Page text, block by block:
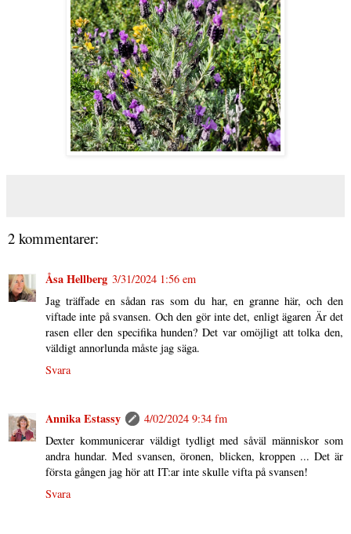
2 kommentarer:
Åsa Hellberg 3/31/2024 1:56 em
Jag träffade en sådan ras som du har, en granne här, och den
viftade inte på svansen. Och den gör inte det, enligt ägaren Är det
rasen eller den specifika hunden? Det var omöjligt att tolka den,
väldigt annorlunda måste jag säga.
Svara
Annika Estassy
4/02/2024 9:34 fm
Dexter kommunicerar väldigt tydligt med såväl människor som
andra hundar. Med svansen, öronen, blicken, kroppen ... Det är
första gången jag hör att IT:ar inte skulle vifta på svansen!
Svara